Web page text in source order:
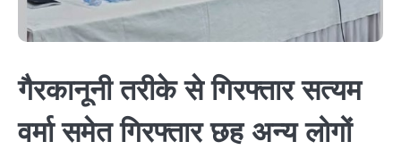
गैरकानूनी तरीके से गिरफ्तार सत्यम
वर्मा समेत गिरफ्तार छह अन्य लोगों